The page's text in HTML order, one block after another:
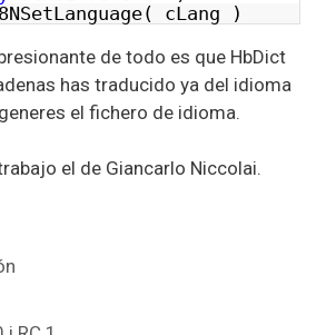
cLang )
de todo es que HbDict
has traducido ya del idioma
el fichero de idioma.
el de Giancarlo Niccolai.